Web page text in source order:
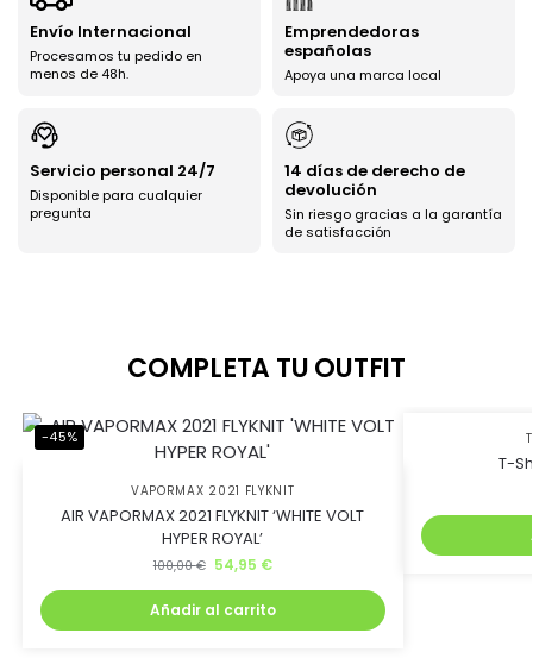
Envío Internacional
Procesamos tu pedido en
menos de 48h.
Emprendedoras
españolas
Apoya una marca local
Servicio personal 24/7
Disponible para cualquier
pregunta
14 días de derecho de
devolución
Sin riesgo gracias a la garantía
de satisfacción
COMPLETA TU OUTFIT
-45%
VAPORMAX 2021 FLYKNIT
AIR VAPORMAX 2021 FLYKNIT ‘WHITE VOLT
HYPER ROYAL’
100,00€ 54,95 €
Añadir al carrito
T-